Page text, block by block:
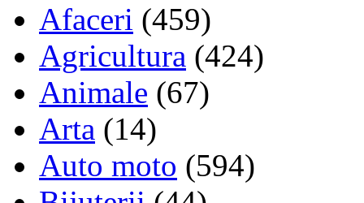
Afaceri (459)
Agricultura (424)
Animale (67)
Arta (14)
Auto moto (594)